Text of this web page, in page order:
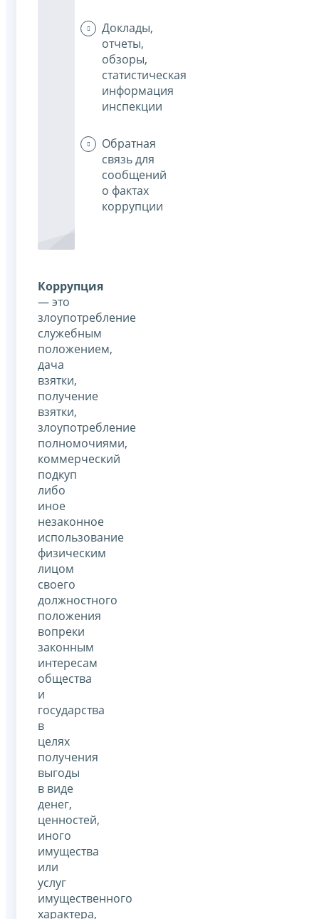
Доклады,
отчеты,
обзоры,
статистическая
информация
инспекции
Обратная
связь для
сообщений
о фактах
коррупции
Коррупция
— это
злоупотребление
служебным
положением,
дача
взятки,
получение
взятки,
злоупотребление
полномочиями,
коммерческий
подкуп
либо
иное
незаконное
использование
физическим
лицом
своего
должностного
положения
вопреки
законным
интересам
общества
и
государства
в
целях
получения
выгоды
в виде
денег,
ценностей,
иного
имущества
или
услуг
имущественного
характера,